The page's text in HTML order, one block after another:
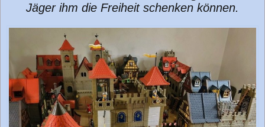
Jäger ihm die Freiheit schenken können.